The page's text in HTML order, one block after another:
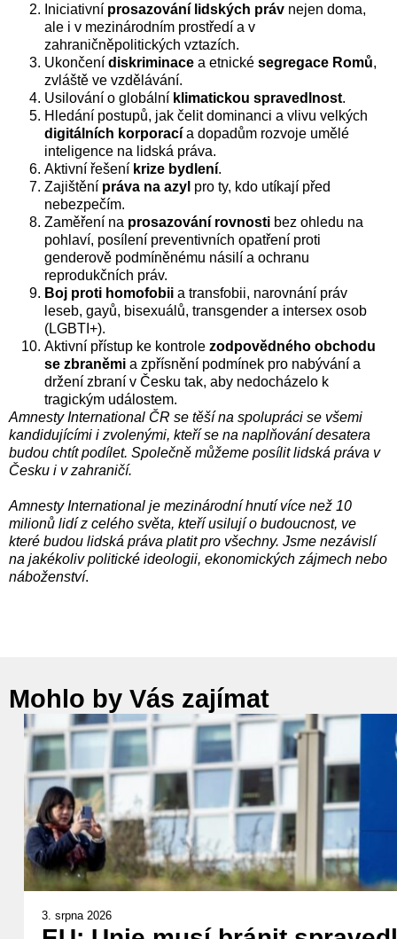
Iniciativní prosazování lidských práv nejen doma,
ale i v mezinárodním prostředí a v
zahraničněpolitických vztazích.
Ukončení diskriminace a etnické segregace Romů,
zvláště ve vzdělávání.
Usilování o globální klimatickou spravedlnost.
Hledání postupů, jak čelit dominanci a vlivu velkých
digitálních korporací a dopadům rozvoje umělé
inteligence na lidská práva.
Aktivní řešení krize bydlení.
Zajištění práva na azyl pro ty, kdo utíkají před
nebezpečím.
Zaměření na prosazování rovnosti bez ohledu na
pohlaví, posílení preventivních opatření proti
genderově podmíněnému násilí a ochranu
reprodukčních práv.
Boj proti homofobii a transfobii, narovnání práv
leseb, gayů, bisexuálů, transgender a intersex osob
(LGBTI+).
Aktivní přístup ke kontrole zodpovědného obchodu
se zbraněmi a zpřísnění podmínek pro nabývání a
držení zbraní v Česku tak, aby nedocházelo k
tragickým událostem.
Amnesty International ČR se těší na spolupráci se všemi
kandidujícími i zvolenými, kteří se na naplňování desatera
budou chtít podílet. Společně můžeme posílit lidská práva v
Česku i v zahraničí.
Amnesty International je mezinárodní hnutí více než 10
milionů lidí z celého světa, kteří usilují o budoucnost, ve
které budou lidská práva platit pro všechny. Jsme nezávislí
na jakékoliv politické ideologii, ekonomických zájmech nebo
náboženství.
Mohlo by Vás zajímat
3. srpna 2026